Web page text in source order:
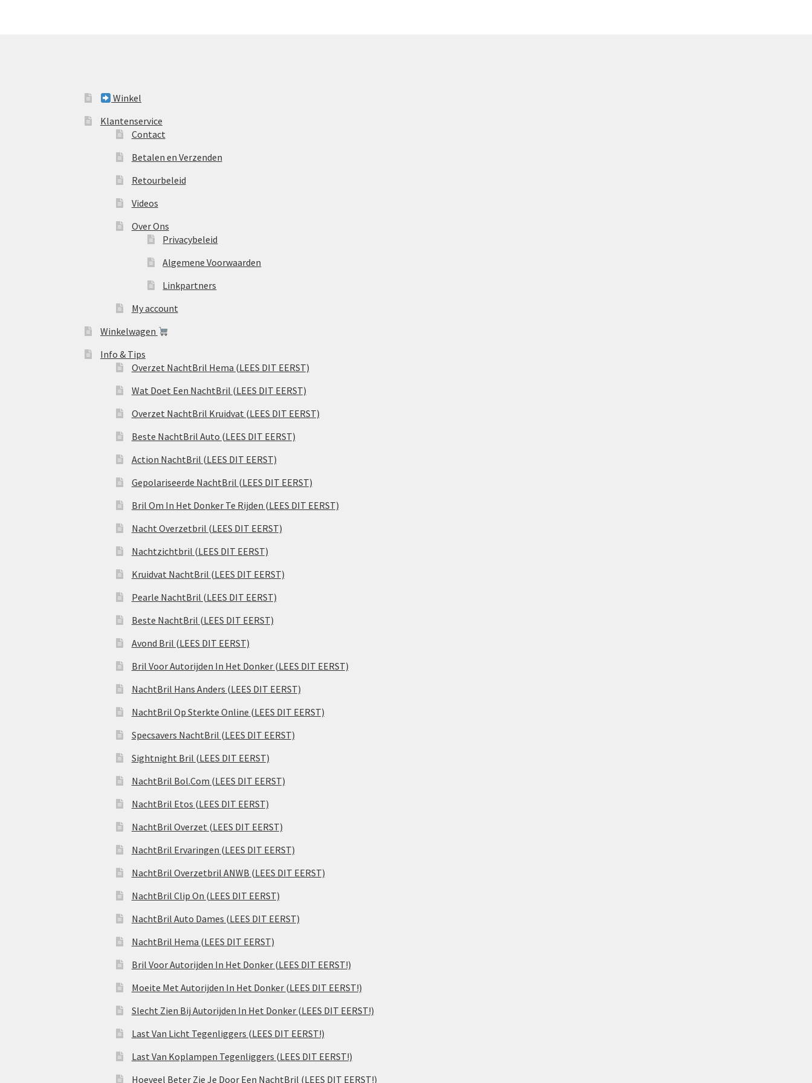
Winkel
Klantenservice
Contact
Betalen en Verzenden
Retourbeleid
Videos
Over Ons
Privacybeleid
Algemene Voorwaarden
Linkpartners
My account
Winkelwagen
Info & Tips
Overzet NachtBril Hema (LEES DIT EERST)
Wat Doet Een NachtBril (LEES DIT EERST)
Overzet NachtBril Kruidvat (LEES DIT EERST)
Beste NachtBril Auto (LEES DIT EERST)
Action NachtBril (LEES DIT EERST)
Gepolariseerde NachtBril (LEES DIT EERST)
Bril Om In Het Donker Te Rijden (LEES DIT EERST)
Nacht Overzetbril (LEES DIT EERST)
Nachtzichtbril (LEES DIT EERST)
Kruidvat NachtBril (LEES DIT EERST)
Pearle NachtBril (LEES DIT EERST)
Beste NachtBril (LEES DIT EERST)
Avond Bril (LEES DIT EERST)
Bril Voor Autorijden In Het Donker (LEES DIT EERST)
NachtBril Hans Anders (LEES DIT EERST)
NachtBril Op Sterkte Online (LEES DIT EERST)
Specsavers NachtBril (LEES DIT EERST)
Sightnight Bril (LEES DIT EERST)
NachtBril Bol.Com (LEES DIT EERST)
NachtBril Etos (LEES DIT EERST)
NachtBril Overzet (LEES DIT EERST)
NachtBril Ervaringen (LEES DIT EERST)
NachtBril Overzetbril ANWB (LEES DIT EERST)
NachtBril Clip On (LEES DIT EERST)
NachtBril Auto Dames (LEES DIT EERST)
NachtBril Hema (LEES DIT EERST)
Bril Voor Autorijden In Het Donker (LEES DIT EERST!)
Moeite Met Autorijden In Het Donker (LEES DIT EERST!)
Slecht Zien Bij Autorijden In Het Donker (LEES DIT EERST!)
Last Van Licht Tegenliggers (LEES DIT EERST!)
Last Van Koplampen Tegenliggers (LEES DIT EERST!)
Hoeveel Beter Zie Je Door Een NachtBril (LEES DIT EERST!)